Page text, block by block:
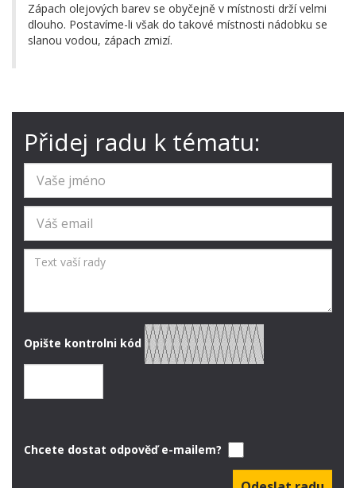
Zápach olejových barev se obyčejně v místnosti drží velmi
dlouho. Postavíme-li však do takové místnosti nádobku se
slanou vodou, zápach zmizí.
Přidej radu k tématu:
Opište kontrolni kód
Chcete dostat odpověď e-mailem?